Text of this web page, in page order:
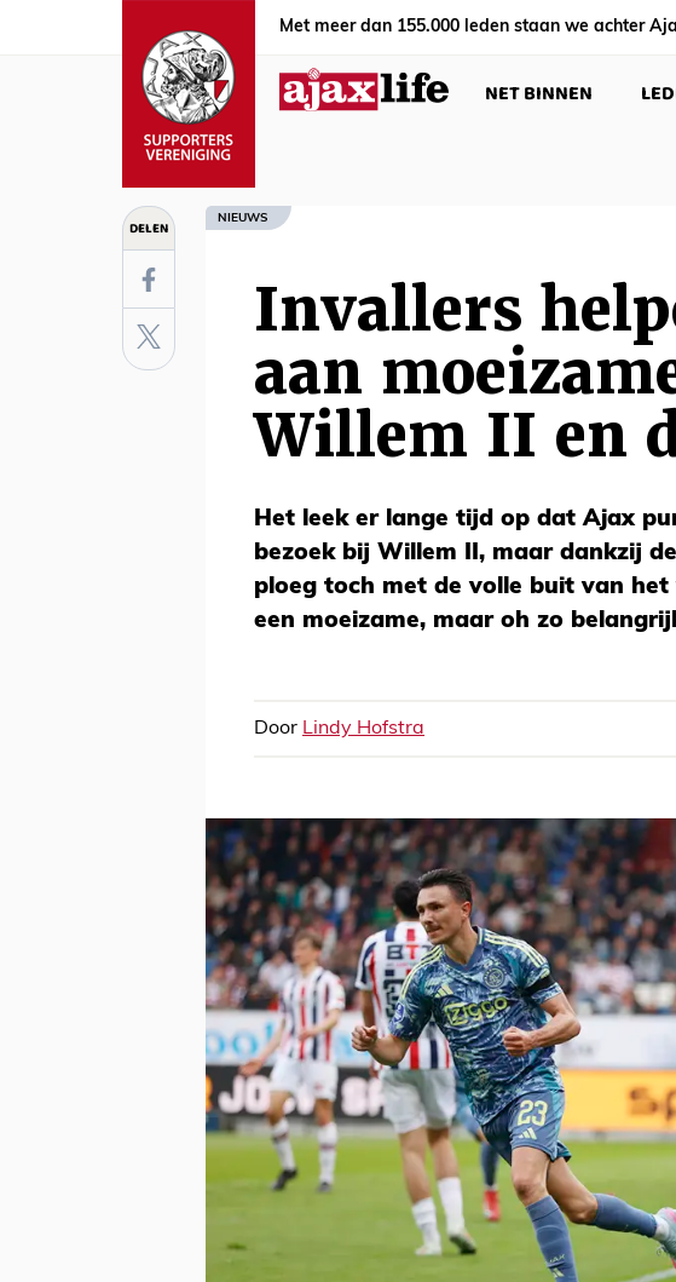
Met meer dan 155.000 leden staan we achter
NET BINNEN
DELEN NIEUWS
Invallers
aan
Willem II en
Het leek er lange tijd op dat Ajax
bezoek bij Willem II, maar dankzij
ploeg toch met de volle buit van
een moeizame, maar oh zo
Door Lindy Hofstra